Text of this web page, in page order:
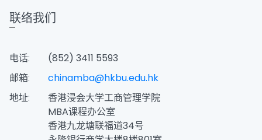
联络我们
电话:
(852) 3411 5593
邮箱:
chinamba@hkbu.edu.hk
地址:
香港浸会大学工商管理学院
MBA课程办公室
香港九龙塘联福道34号